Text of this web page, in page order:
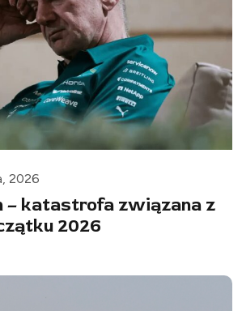
2026
– katastrofa związana z
2026